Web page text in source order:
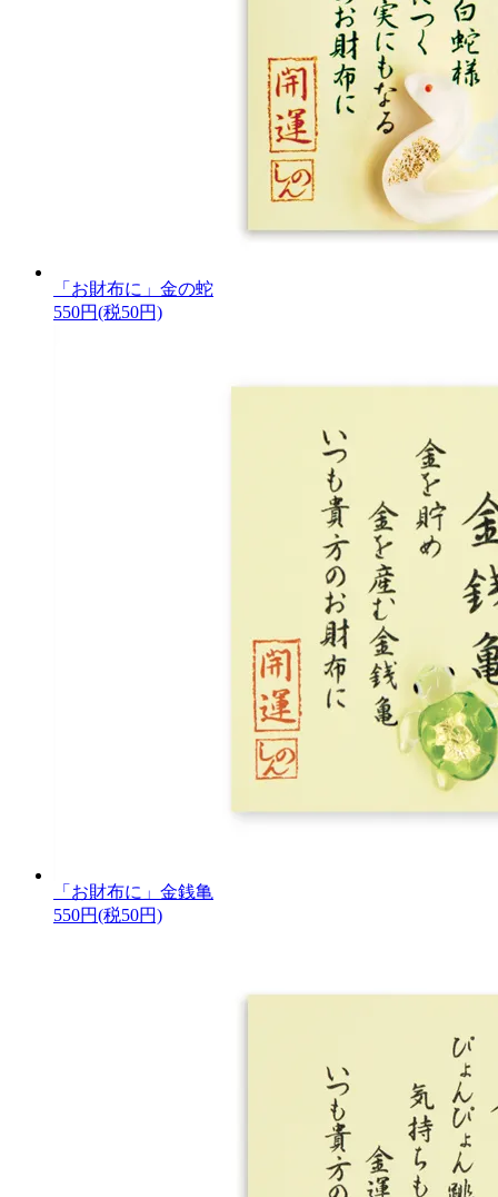
「お財布に」金の蛇
550円(税50円)
「お財布に」金銭亀
550円(税50円)